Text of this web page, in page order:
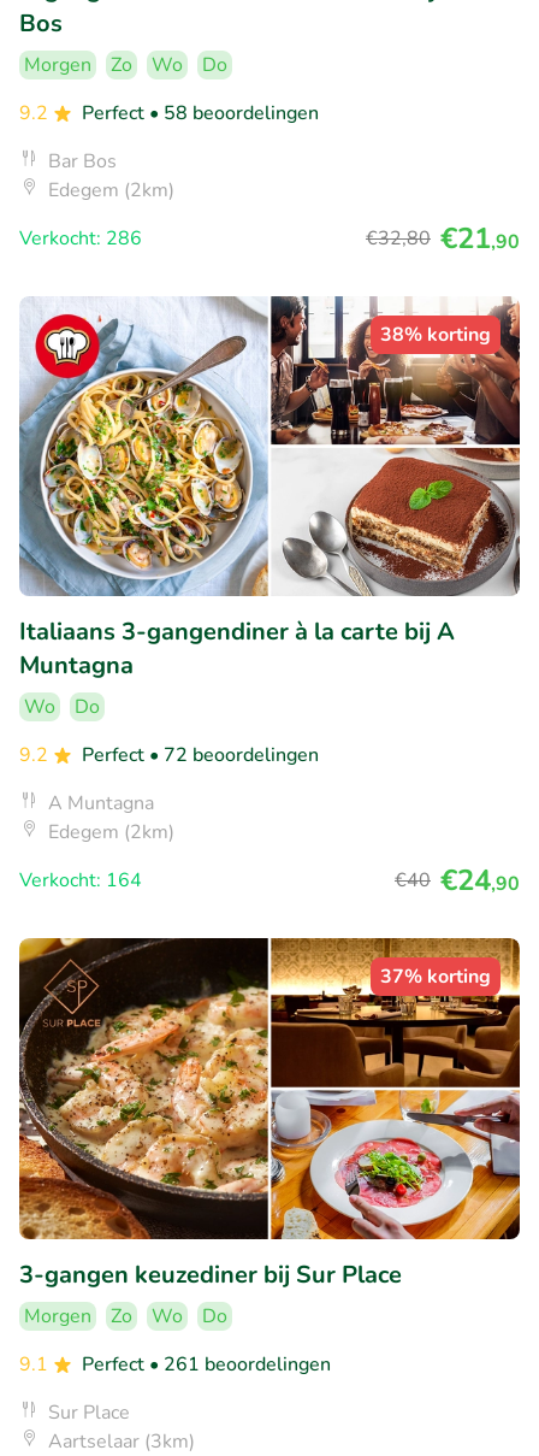
Bos
Morgen Zo Wo
Do
9.2
Perfect • 58 beoordelingen
Bar Bos
Edegem (2km)
Verkocht: 286
€32,80 €21,90
38% korting
Italiaans 3-gangendiner à la carte bij A
Muntagna
Wo
Do
9.2
Perfect • 72 beoordelingen
A Muntagna
Edegem (2km)
Verkocht: 164
€40 €24,90
37% korting
3-gangen keuzediner bij Sur Place
Morgen Zo Wo
Do
9.1
Perfect • 261 beoordelingen
Sur Place
Aartselaar (3km)